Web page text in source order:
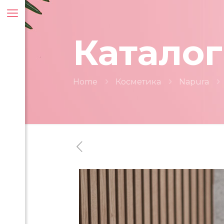
Каталог
Home Косметика Napura